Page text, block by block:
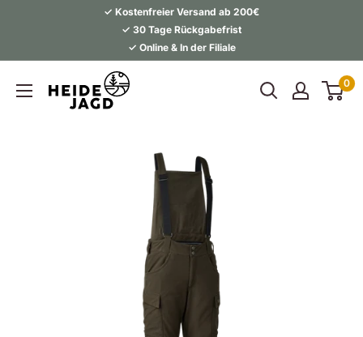
✓ Kostenfreier Versand ab 200€
✓ 30 Tage Rückgabefrist
✓ Online & In der Filiale
0